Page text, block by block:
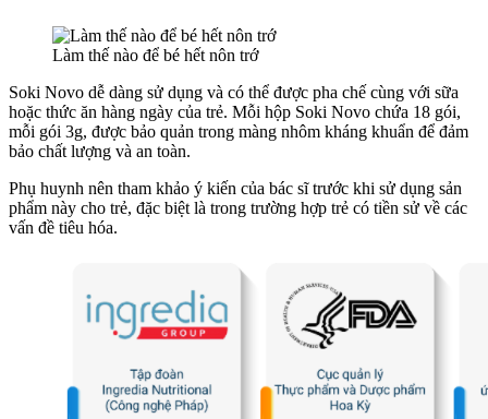
Làm thế nào để bé hết nôn trớ
Soki Novo dễ dàng sử dụng và có thể được pha chế cùng với sữa
hoặc thức ăn hàng ngày của trẻ. Mỗi hộp Soki Novo chứa 18 gói,
mỗi gói 3g, được bảo quản trong màng nhôm kháng khuẩn để đảm
bảo chất lượng và an toàn.
Phụ huynh nên tham khảo ý kiến của bác sĩ trước khi sử dụng sản
phẩm này cho trẻ, đặc biệt là trong trường hợp trẻ có tiền sử về các
vấn đề tiêu hóa.